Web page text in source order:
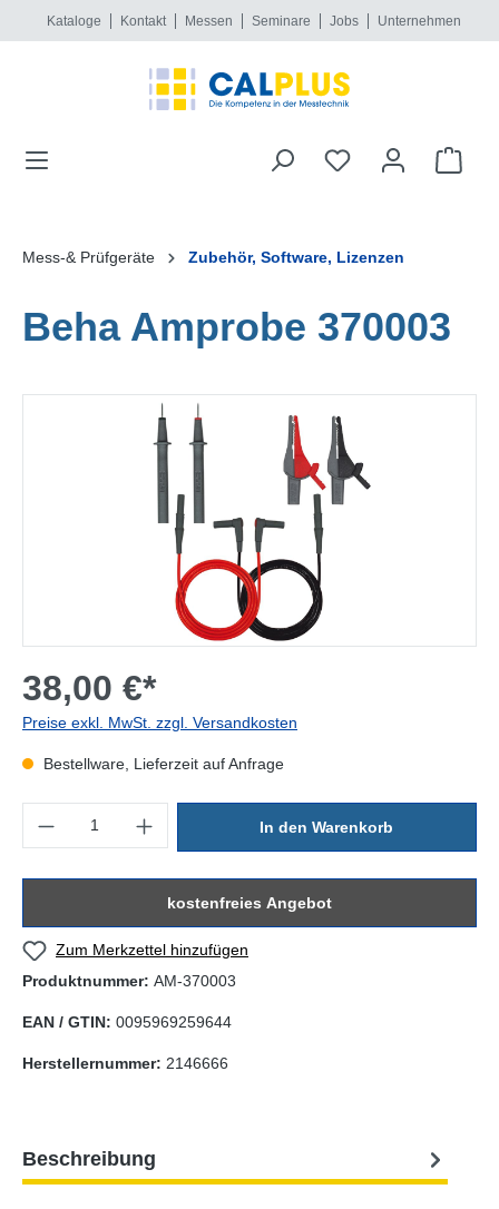
springen
Kataloge Kontakt Messen Seminare Jobs Unternehmen
Mess-& Prüfgeräte Zubehör, Software, Lizenzen
Beha Amprobe 370003
Bildergalerie überspringen
38,00 €*
Preise exkl. MwSt. zzgl. Versandkosten
Bestellware, Lieferzeit auf Anfrage
In den Warenkorb
kostenfreies Angebot
Zum Merkzettel hinzufügen
Produktnummer: AM-370003
EAN / GTIN: 0095969259644
Herstellernummer: 2146666
Beschreibung